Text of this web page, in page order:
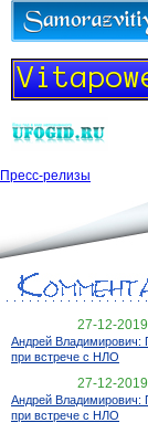
Пресс-релизы
27-12-
Андрей Владимирович:
при встрече с НЛО
27-12-
Андрей Владимирович:
при встрече с НЛО